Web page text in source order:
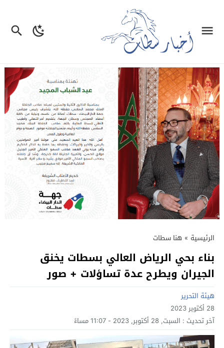
الرئيسية » هنا سطات
بناء بحي الرياض العالي بسطات يخنق
الجيران ويطرح عدة تساؤلات + صور
هيئة التحرير
28 أكتوبر 2023
آخر تحديث : السبت, 28 أكتوبر, 2023 - 11:07 مساءً